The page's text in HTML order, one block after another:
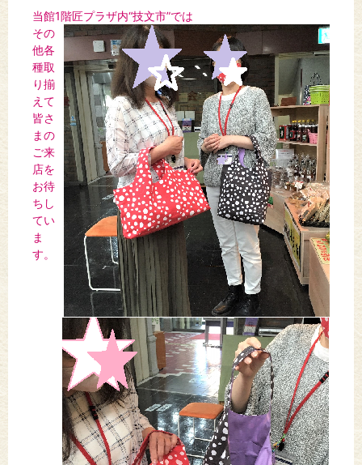
当館1階匠プラザ内“技文市”では
その
他各
種取
り揃
えて
皆さ
まの
ご来
店を
お待
ちし
てい
ま
す。